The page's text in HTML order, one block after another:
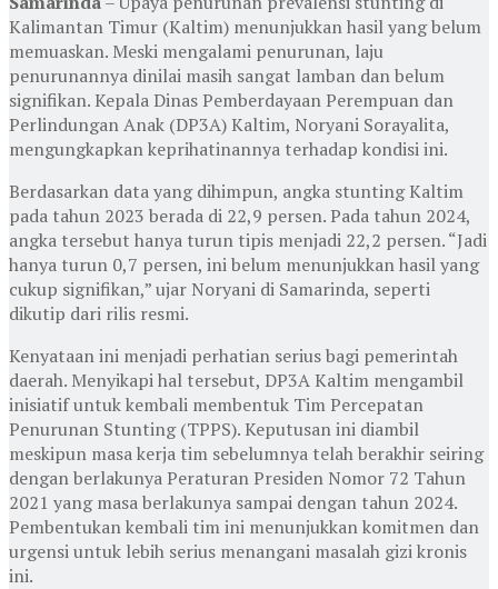
Kalimantan Timur (Kaltim) menunjukkan hasil yang belum
memuaskan. Meski mengalami penurunan, laju
penurunannya dinilai masih sangat lamban dan belum
signifikan. Kepala Dinas Pemberdayaan Perempuan dan
Perlindungan Anak (DP3A) Kaltim, Noryani Sorayalita,
mengungkapkan keprihatinannya terhadap kondisi ini.
Berdasarkan data yang dihimpun, angka stunting Kaltim
pada tahun 2023 berada di 22,9 persen. Pada tahun 2024,
angka tersebut hanya turun tipis menjadi 22,2 persen. “Jadi
hanya turun 0,7 persen, ini belum menunjukkan hasil yang
cukup signifikan,” ujar Noryani di Samarinda, seperti
dikutip dari rilis resmi.
Kenyataan ini menjadi perhatian serius bagi pemerintah
daerah. Menyikapi hal tersebut, DP3A Kaltim mengambil
inisiatif untuk kembali membentuk Tim Percepatan
Penurunan Stunting (TPPS). Keputusan ini diambil
meskipun masa kerja tim sebelumnya telah berakhir seiring
dengan berlakunya Peraturan Presiden Nomor 72 Tahun
2021 yang masa berlakunya sampai dengan tahun 2024.
Pembentukan kembali tim ini menunjukkan komitmen dan
urgensi untuk lebih serius menangani masalah gizi kronis
ini.